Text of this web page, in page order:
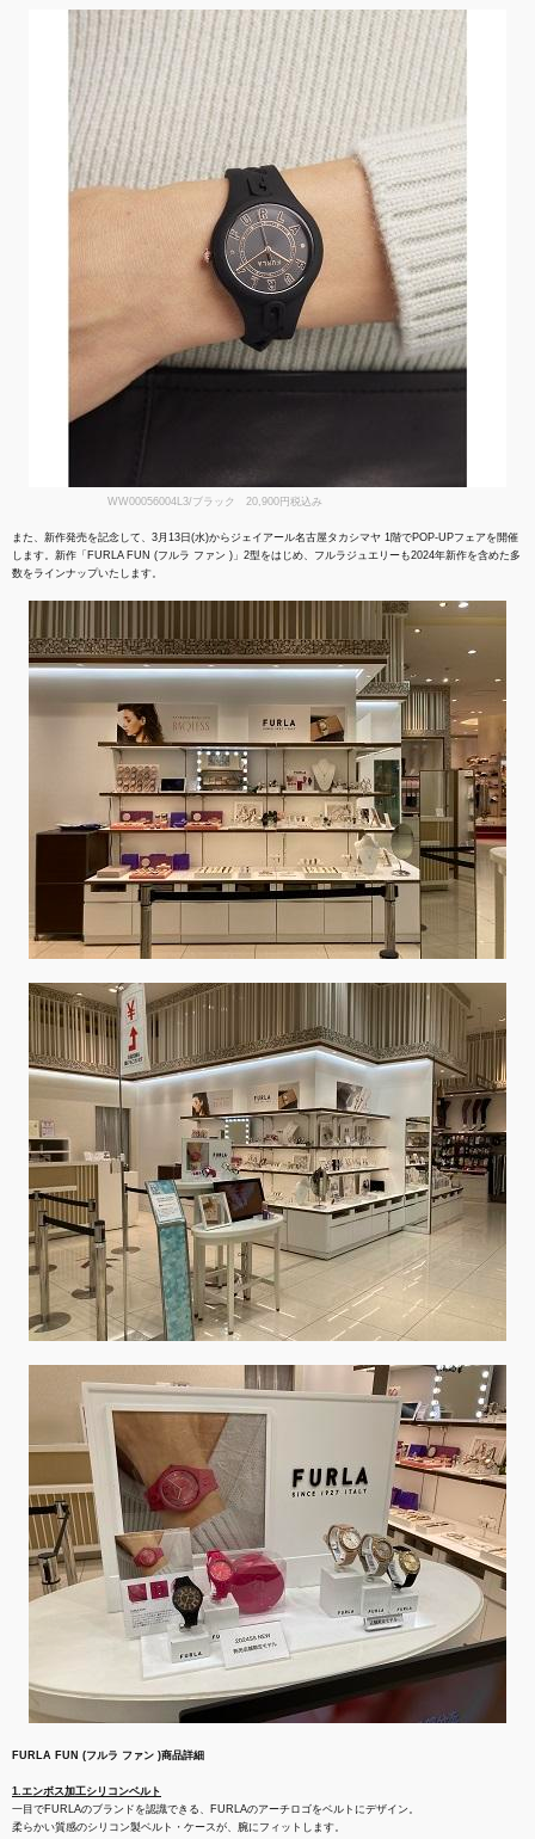
WW00056004L3/ブラック 20,900円税込み
また、新作発売を記念して、3月13日(水)からジェイアール名古屋タカシマヤ 1階でPOP-UPフェアを開催
します。新作「FURLA FUN (フルラ ファン )」2型をはじめ、フルラジュエリーも2024年新作を含めた多
数をラインナップいたします。
FURLA FUN (フルラ ファン )商品詳細
1.エンボス加工シリコンベルト
一目でFURLAのブランドを認識できる、FURLAのアーチロゴをベルトにデザイン。
柔らかい質感のシリコン製ベルト・ケースが、腕にフィットします。